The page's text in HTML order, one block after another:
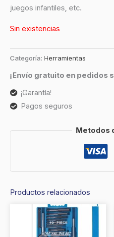
juegos infantiles, etc.
Sin existencias
Categoría: Herramientas
¡Envío gratuito en pedidos
¡Garantía!
Pagos seguros
Metodos
Productos relacionados